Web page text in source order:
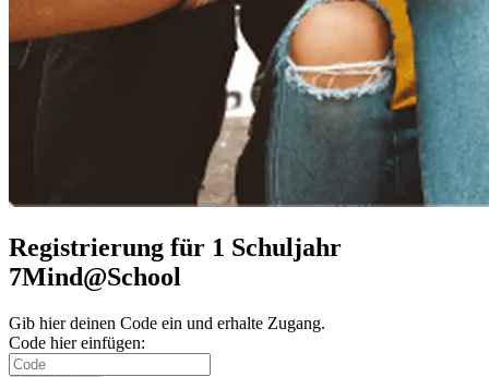
Registrierung für 1 Schuljahr
7Mind@School
Gib hier deinen Code ein und erhalte Zugang.
Code hier einfügen: